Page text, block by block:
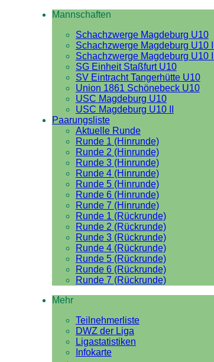
Mannschaften
Schachzwerge Magdeburg U10
Schachzwerge Magdeburg U10 II
Schachzwerge Magdeburg U10 III
SG Einheit Staßfurt U10
SV Eintracht Tangerhütte U10
Union 1861 Schönebeck U10
USC Magdeburg U10
USC Magdeburg U10 II
Paarungsliste
Aktuelle Runde
Runde 1 (Hinrunde)
Runde 2 (Hinrunde)
Runde 3 (Hinrunde)
Runde 4 (Hinrunde)
Runde 5 (Hinrunde)
Runde 6 (Hinrunde)
Runde 7 (Hinrunde)
Runde 1 (Rückrunde)
Runde 2 (Rückrunde)
Runde 3 (Rückrunde)
Runde 4 (Rückrunde)
Runde 5 (Rückrunde)
Runde 6 (Rückrunde)
Runde 7 (Rückrunde)
Mehr
Teilnehmerliste
DWZ der Liga
Ligastatistiken
Infokarte